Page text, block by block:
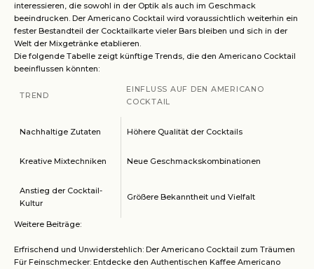
interessieren, die sowohl in der Optik als auch im Geschmack
beeindrucken. Der Americano Cocktail wird voraussichtlich weiterhin ein
fester Bestandteil der Cocktailkarte vieler Bars bleiben und sich in der
Welt der Mixgetränke etablieren.
Die folgende Tabelle zeigt künftige Trends, die den Americano Cocktail
beeinflussen könnten:
TREND
EINFLUSS AUF DEN AMERICANO
COCKTAIL
Nachhaltige Zutaten Höhere Qualität der Cocktails
Kreative Mixtechniken Neue Geschmackskombinationen
Anstieg der Cocktail-
Kultur
Größere Bekanntheit und Vielfalt
Weitere Beiträge:
Erfrischend und Unwiderstehlich: Der Americano Cocktail zum Träumen
Für Feinschmecker: Entdecke den Authentischen Kaffee Americano